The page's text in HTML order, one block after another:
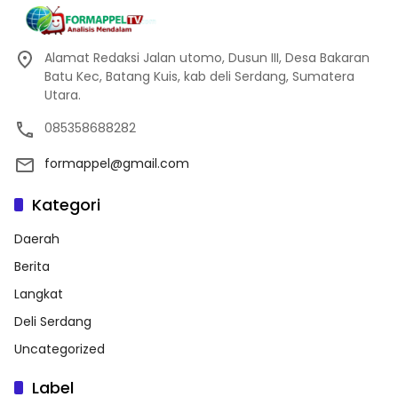
Alamat Redaksi Jalan utomo, Dusun III, Desa Bakaran
Batu Kec, Batang Kuis, kab deli Serdang, Sumatera
Utara.
085358688282
formappel@gmail.com
Kategori
Daerah
Berita
Langkat
Deli Serdang
Uncategorized
Label